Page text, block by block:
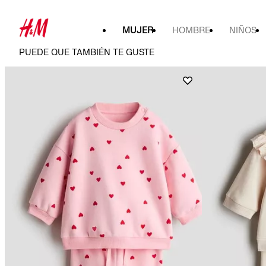
MUJER HOMBRE NIÑOS
PUEDE QUE TAMBIÉN TE GUSTE